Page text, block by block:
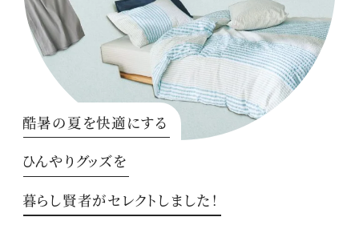
酷暑の夏を快適にする
ひんやりグッズを
暮らし賢者がセレクトしました！